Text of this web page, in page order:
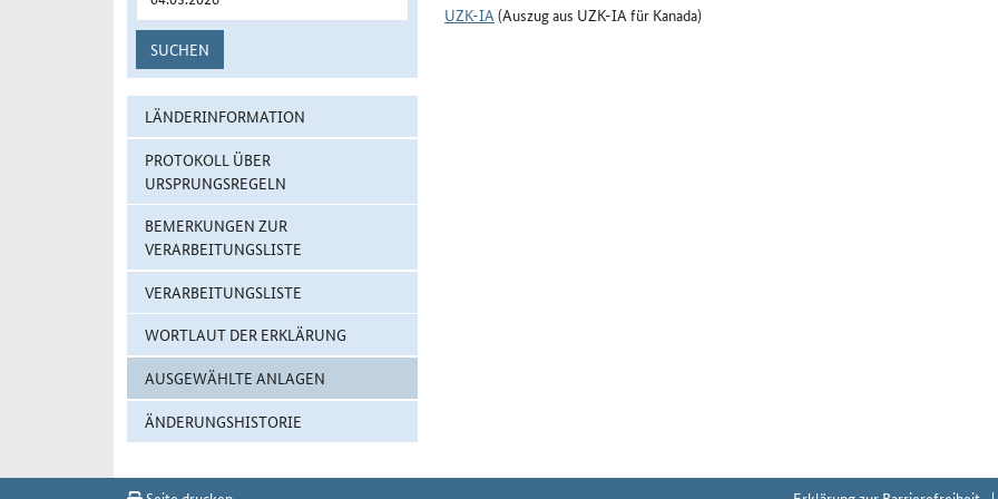
SUCHEN
LÄNDERINFORMATION
PROTOKOLL ÜBER
URSPRUNGSREGELN
BEMERKUNGEN ZUR
VERARBEITUNGSLISTE
VERARBEITUNGSLISTE
WORTLAUT DER ERKLÄRUNG
AUSGEWÄHLTE ANLAGEN
ÄNDERUNGSHISTORIE
UZK-IA(Auszug aus UZK-IA für Kanada)